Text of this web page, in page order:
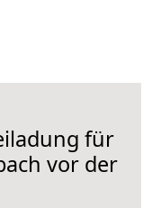
für
vor der